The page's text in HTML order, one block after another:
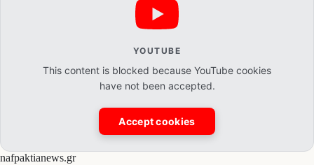
YOUTUBE
This content is blocked because YouTube cookies
have not been accepted.
Accept cookies
nafpaktianews.gr